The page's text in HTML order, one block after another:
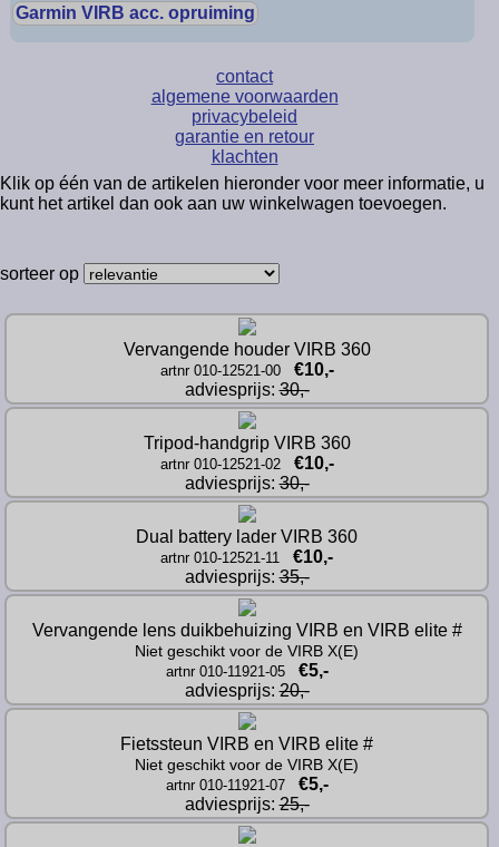
Garmin VIRB acc. opruiming
contact
algemene voorwaarden
privacybeleid
garantie en retour
klachten
Klik op één van de artikelen hieronder voor meer informatie, u
kunt het artikel dan ook aan uw winkelwagen toevoegen.
sorteer op
Vervangende houder VIRB 360
artnr 010-12521-00
€10,-
adviesprijs: 30,-
Tripod-handgrip VIRB 360
artnr 010-12521-02
€10,-
adviesprijs: 30,-
Dual battery lader VIRB 360
artnr 010-12521-11
€10,-
adviesprijs: 35,-
Vervangende lens duikbehuizing VIRB en VIRB elite #
Niet geschikt voor de VIRB X(E)
artnr 010-11921-05
€5,-
adviesprijs: 20,-
Fietssteun VIRB en VIRB elite #
Niet geschikt voor de VIRB X(E)
artnr 010-11921-07
€5,-
adviesprijs: 25,-